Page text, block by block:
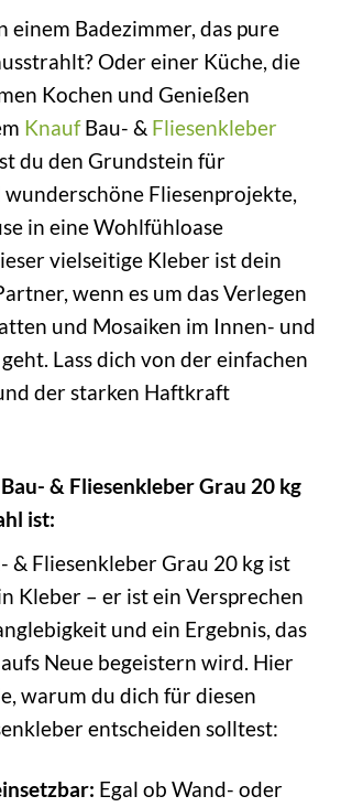
einem Badezimmer, das pure
Oder einer Küche, die
Kochen und Genießen
KnaufBau- & Fliesenkleber
du den Grundstein für
Fliesenprojekte,
in eine Wohlfühloase
vielseitige Kleber ist dein
wenn es um das Verlegen
und Mosaiken im Innen- und
Lass dich von der einfachen
der starken Haftkraft
& Fliesenkleber Grau 20 kg
ist:
& Fliesenkleber Grau 20 kg ist
Kleber – er ist ein Versprechen
und ein Ergebnis, das
Neue begeistern wird. Hier
warum du dich für diesen
entscheiden solltest:
Egal ob Wand- oder